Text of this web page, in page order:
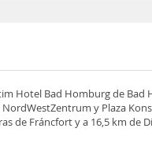
Hotel Bad Homburg de
y Plaza
de Fráncfort y a 16,5 km de